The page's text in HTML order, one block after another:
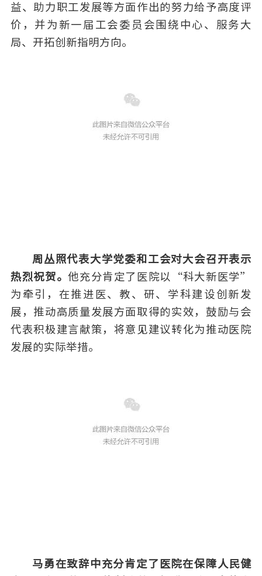
益、助力职工发展等方面作出的努力给予高度评
价，并为新一届工会委员会围绕中心、服务大
局、开拓创新指明方向。
周丛照代表大学党委和工会对大会召开表示
热烈祝贺。他充分肯定了医院以“科大新医学”
为牵引，在推进医、教、研、学科建设创新发
展，推动高质量发展方面取得的实效，鼓励与会
代表积极建言献策，将意见建议转化为推动医院
发展的实际举措。
马勇在致辞中充分肯定了医院在保障人民健